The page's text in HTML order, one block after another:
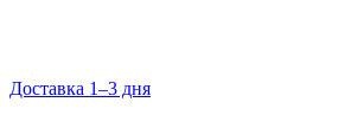
Доставка 1–3 дня